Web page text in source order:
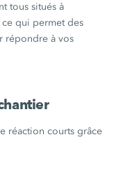
tous situés à
qui permet des
répondre à vos
réaction courts grâce